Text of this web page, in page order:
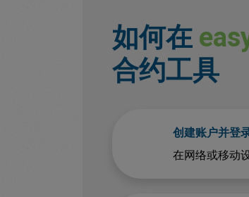
如何在
合约工具
创建账户并登
在网络或移动